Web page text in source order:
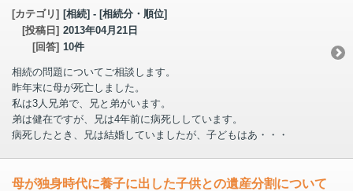
[カテゴリ] [相続] - [相続分・順位]
[投稿日] 2013年04月21日
[回答] 10件
相続の問題についてご相談します。
昨年末に母が死亡しました。
私は3人兄弟で、兄と弟がいます。
弟は健在ですが、兄は4年前に病死ししています。
病死したとき、兄は結婚していましたが、子どもはあ・・・
母が独身時代に養子に出した子供との遺産分割について